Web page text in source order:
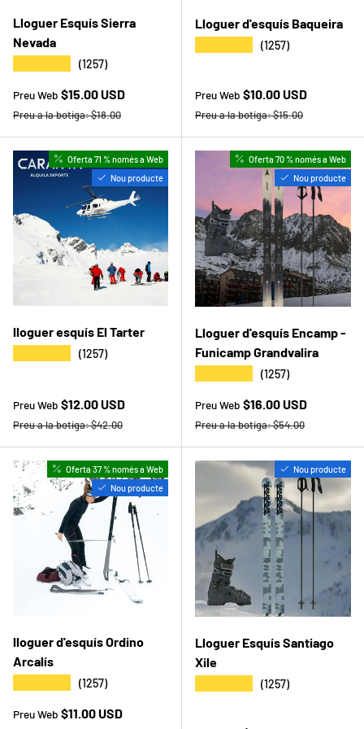
Lloguer Esquís Sierra
Nevada
(1257)
Preu web
Preu Web $15.00 USD
Preu a la botiga
Preu a la botiga:$18.00
Lloguer d'esquís Baqueira
(1257)
Preu web
Preu Web $10.00 USD
Preu a la botiga
Preu a la botiga:$15.00
Oferta 71 % només a Web
Nou producte
lloguer esquís El Tarter
(1257)
Preu web
Preu Web $12.00 USD
Preu a la botiga
Preu a la botiga:$42.00
Oferta 70 % només a Web
Nou producte
Lloguer d'esquís Encamp -
Funicamp Grandvalira
(1257)
Preu web
Preu Web $16.00 USD
Preu a la botiga
Preu a la botiga:$54.00
Oferta 37 % només a Web
Nou producte
lloguer d'esquís Ordino
Arcalís
(1257)
Preu web
Preu Web $11.00 USD
Nou producte
Lloguer Esquís Santiago
Xile
(1257)